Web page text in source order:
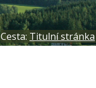
Cesta: Titulní stránka